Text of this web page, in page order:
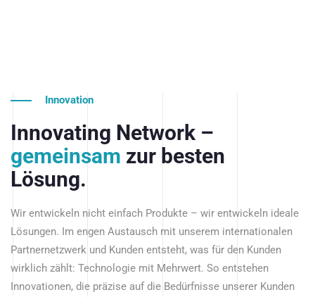
Innovation
Innovating Network –
gemeinsam zur besten
Lösung.
Wir entwickeln nicht einfach Produkte – wir entwickeln ideale
Lösungen. Im engen Austausch mit unserem internationalen
Partnernetzwerk und Kunden entsteht, was für den Kunden
wirklich zählt: Technologie mit Mehrwert. So entstehen
Innovationen, die präzise auf die Bedürfnisse unserer Kunden